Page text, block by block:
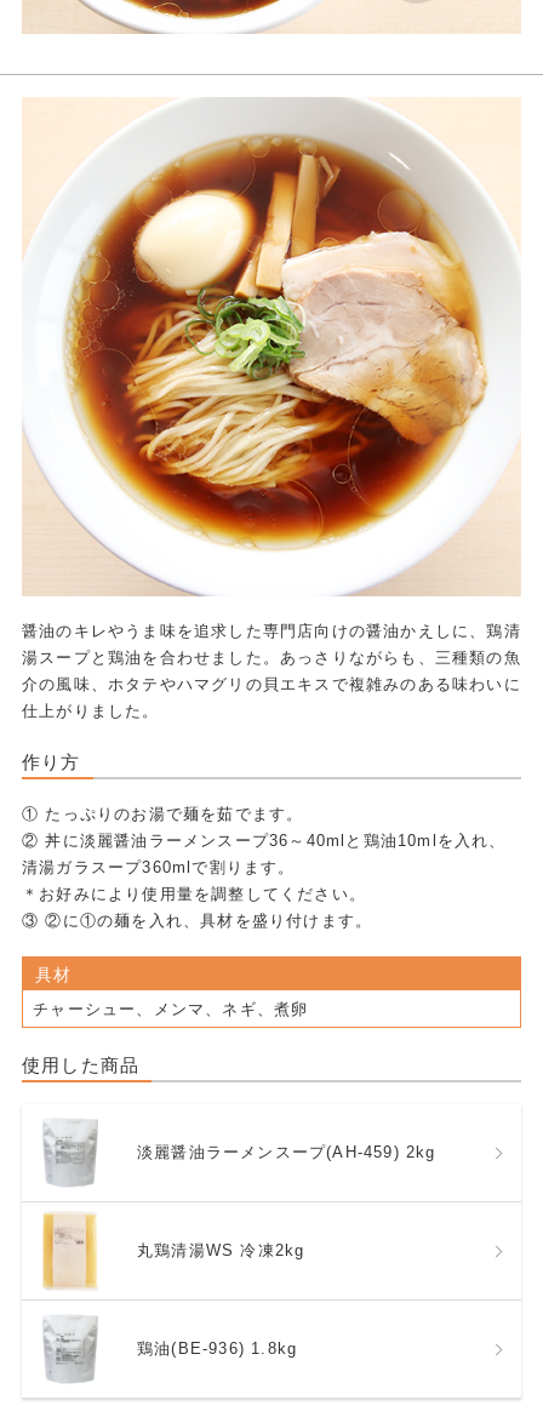
醤油のキレやうま味を追求した専門店向けの醤油かえしに、鶏清
湯スープと鶏油を合わせました。あっさりながらも、三種類の魚
介の風味、ホタテやハマグリの貝エキスで複雑みのある味わいに
仕上がりました。
作り方
① たっぷりのお湯で麺を茹でます。
② 丼に淡麗醤油ラーメンスープ36～40mlと鶏油10mlを入れ、
清湯ガラスープ360mlで割ります。
＊お好みにより使用量を調整してください。
③ ②に①の麺を入れ、具材を盛り付けます。
具材
チャーシュー、メンマ、ネギ、煮卵
使用した商品
淡麗醤油ラーメンスープ(AH-459) 2kg
丸鶏清湯WS 冷凍2kg
鶏油(BE-936) 1.8kg